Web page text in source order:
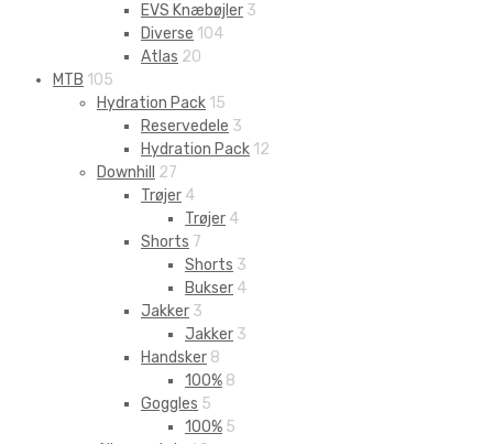
EVS Knæbøjler 3
Diverse 104
Atlas 20
MTB 105
Hydration Pack 15
Reservedele 3
Hydration Pack 12
Downhill
27
Trøjer 4
Trøjer 4
Shorts 7
Shorts 3
Bukser 4
Jakker 3
Jakker 3
Handsker 8
100% 8
Goggles 5
100% 5